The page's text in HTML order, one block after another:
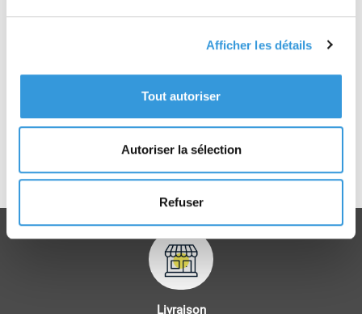
Afficher les détails
Tout autoriser
Autoriser la sélection
Refuser
Référentiel APSAD R5 Robinets d'incendie armés et
postes d'incendie additivés
Règle d'installation et de maintenance
Livraison